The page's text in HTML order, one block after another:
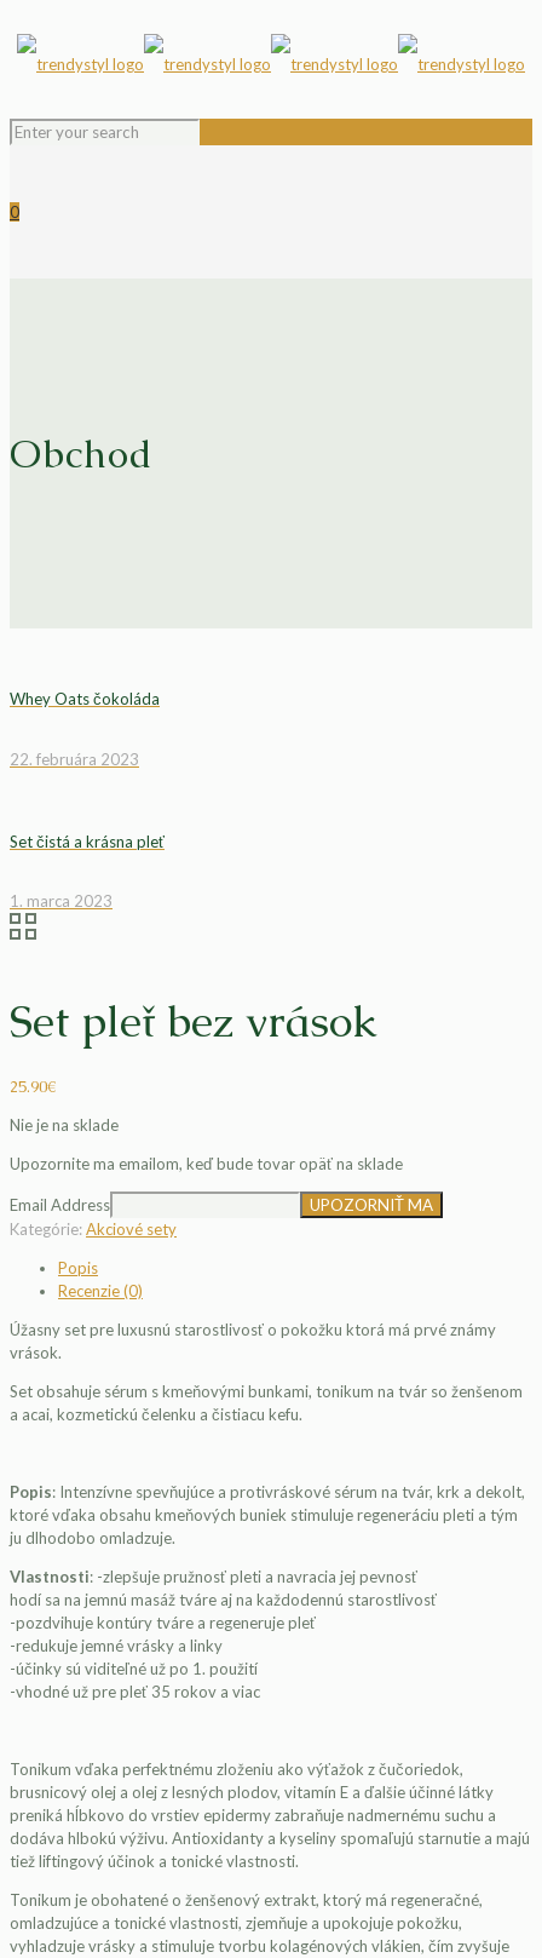
0
Obchod
Whey Oats čokoláda
22. februára 2023
Set čistá a krásna pleť
1. marca 2023
Set pleť bez vrások
25.90€
Nie je na sklade
Upozornite ma emailom, keď bude tovar opäť na sklade
Email Address
Kategórie:Akciové sety
Popis
Recenzie (0)
Úžasny set pre luxusnú starostlivosť o pokožku ktorá má prvé známy
vrások.
Set obsahuje sérum s kmeňovými bunkami, tonikum na tvár so ženšenom
a acai, kozmetickú čelenku a čistiacu kefu.
Popis: Intenzívne spevňujúce a protivráskové sérum na tvár, krk a dekolt,
ktoré vďaka obsahu kmeňových buniek stimuluje regeneráciu pleti a tým
ju dlhodobo omladzuje.
Vlastnosti: -zlepšuje pružnosť pleti a navracia jej pevnosť
hodí sa na jemnú masáž tváre aj na každodennú starostlivosť
-pozdvihuje kontúry tváre a regeneruje pleť
-redukuje jemné vrásky a linky
-účinky sú viditeľné už po 1. použití
-vhodné už pre pleť 35 rokov a viac
Tonikum vďaka perfektnému zloženiu ako výťažok z čučoriedok,
brusnicový olej a olej z lesných plodov, vitamín E a ďalšie účinné látky
preniká hĺbkovo do vrstiev epidermy zabraňuje nadmernému suchu a
dodáva hlbokú výživu. Antioxidanty a kyseliny spomaľujú starnutie a majú
tiež liftingový účinok a tonické vlastnosti.
Tonikum je obohatené o ženšenový extrakt, ktorý má regeneračné,
omladzujúce a tonické vlastnosti, zjemňuje a upokojuje pokožku,
vyhladzuje vrásky a stimuluje tvorbu kolagénových vlákien, čím zvyšuje